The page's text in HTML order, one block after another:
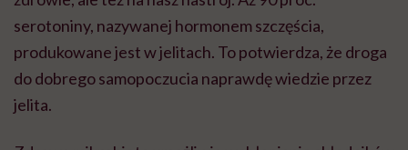
serotoniny, nazywanej hormonem szczęścia,
produkowane jest w jelitach. To potwierdza, że droga
do dobrego samopoczucia naprawdę wiedzie przez
jelita.